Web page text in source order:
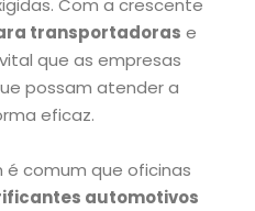
Com a crescente
transportadoras e
que as empresas
possam atender a
eficaz.
é comum que oficinas
automotivos